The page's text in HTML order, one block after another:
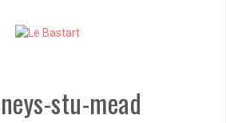
stu-mead